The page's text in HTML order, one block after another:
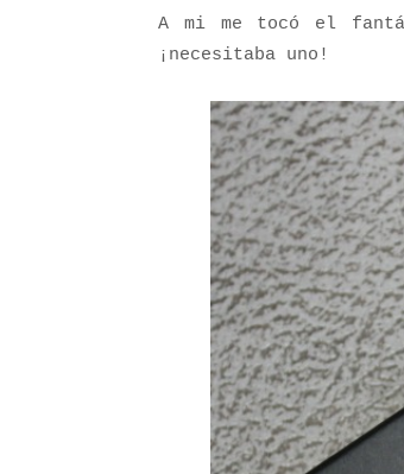
A mi me tocó el
¡necesitaba uno!